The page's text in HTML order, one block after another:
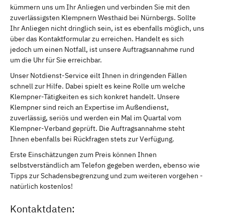
kümmern uns um Ihr Anliegen und verbinden Sie mit den
zuverlässigsten Klempnern Westhaid bei Nürnbergs. Sollte
Ihr Anliegen nicht dringlich sein, ist es ebenfalls möglich, uns
über das Kontaktformular zu erreichen. Handelt es sich
jedoch um einen Notfall, ist unsere Auftragsannahme rund
um die Uhr für Sie erreichbar.
Unser Notdienst-Service eilt Ihnen in dringenden Fällen
schnell zur Hilfe. Dabei spielt es keine Rolle um welche
Klempner-Tätigkeiten es sich konkret handelt. Unsere
Klempner sind reich an Expertise im Außendienst,
zuverlässig, seriös und werden ein Mal im Quartal vom
Klempner-Verband geprüft. Die Auftragsannahme steht
Ihnen ebenfalls bei Rückfragen stets zur Verfügung.
Erste Einschätzungen zum Preis können Ihnen
selbstverständlich am Telefon gegeben werden, ebenso wie
Tipps zur Schadensbegrenzung und zum weiteren vorgehen -
natürlich kostenlos!
Kontaktdaten: